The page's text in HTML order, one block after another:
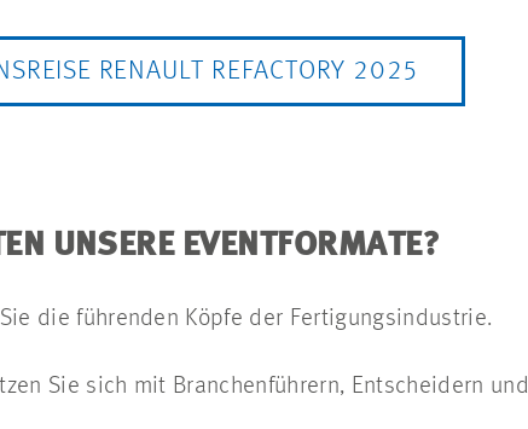
RENAULT REFACTORY 2025
UNSERE EVENTFORMATE?
Sie die führenden Köpfe der Fertigungsindustrie.
Sie sich mit Branchenführern, Entscheidern und